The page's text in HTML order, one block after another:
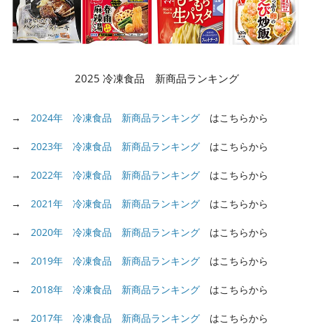
2025 冷凍食品 新商品ランキング
→ 2024年 冷凍食品 新商品ランキング はこちらから
→ 2023年 冷凍食品 新商品ランキング はこちらから
→ 2022年 冷凍食品 新商品ランキング はこちらから
→ 2021年 冷凍食品 新商品ランキング はこちらから
→ 2020年 冷凍食品 新商品ランキング はこちらから
→ 2019年 冷凍食品 新商品ランキング はこちらから
→ 2018年 冷凍食品 新商品ランキング はこちらから
→ 2017年 冷凍食品 新商品ランキング はこちらから